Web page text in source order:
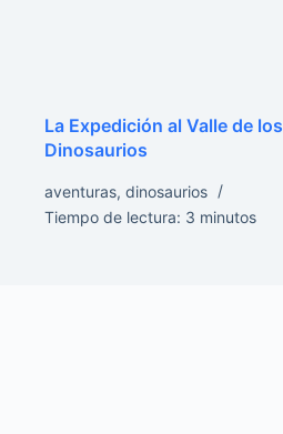
La Expedición al Valle de los
Dinosaurios
aventuras, dinosaurios
Tiempo de lectura: 3 minutos